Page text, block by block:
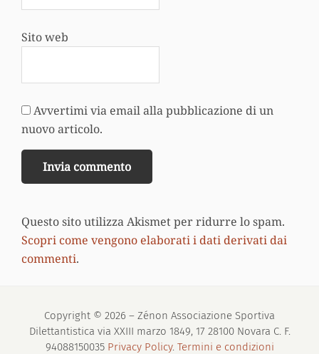
Sito web
Avvertimi via email alla pubblicazione di un
nuovo articolo.
Questo sito utilizza Akismet per ridurre lo spam.
Scopri come vengono elaborati i dati derivati dai
commenti.
Copyright © 2026 – Zénon Associazione Sportiva
Dilettantistica via XXIII marzo 1849, 17 28100 Novara C. F.
94088150035 Privacy Policy. Termini e condizioni